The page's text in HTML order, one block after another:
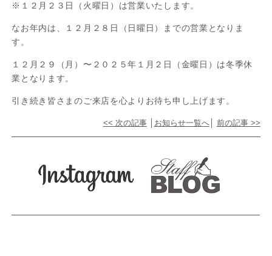
※１２月２３日（火曜日）は営業いたします。
なお年内は、１２月２８日（日曜日）までの営業となりま
す。
１２月２９（月）〜２０２５年１月２日（金曜日）は冬季休
業となります。
引き続き皆さまのご来店を心よりお待ち申し上げます。
<< 次の記事│ お知らせ一覧へ│ 前の記事 >>